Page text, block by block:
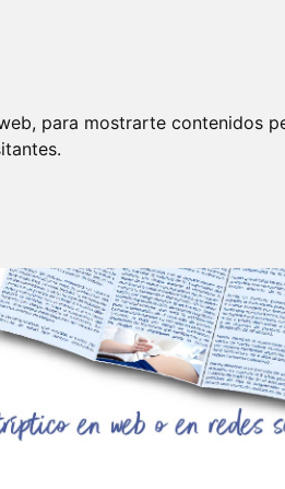
para mostrarte contenidos